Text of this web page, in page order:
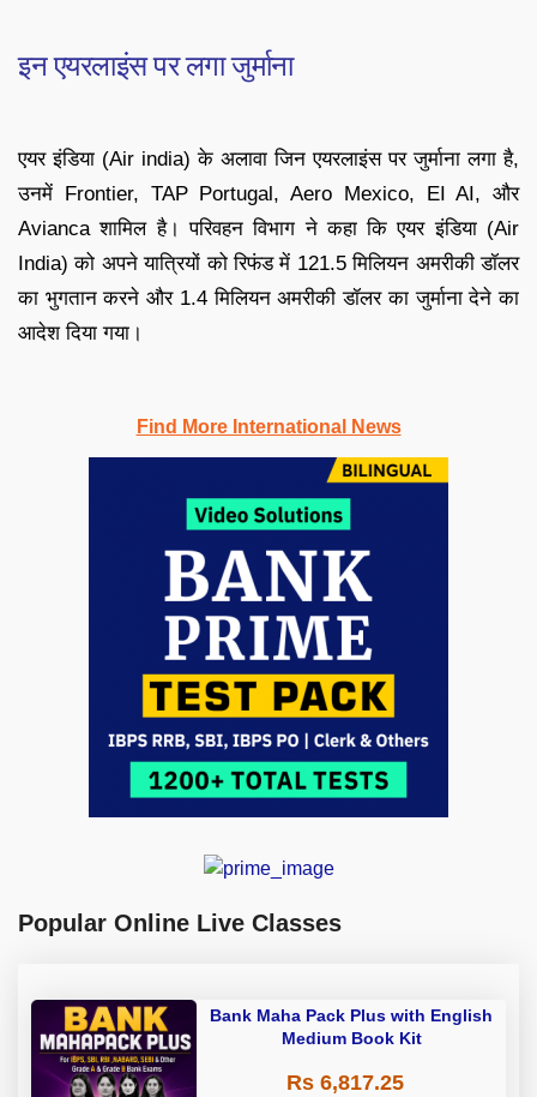
इन एयरलाइंस पर लगा जुर्माना
एयर इंडिया (Air india) के अलावा जिन एयरलाइंस पर जुर्माना लगा है,
उनमें Frontier, TAP Portugal, Aero Mexico, EI AI, और
Avianca शामिल है। परिवहन विभाग ने कहा कि एयर इंडिया (Air
India) को अपने यात्रियों को रिफंड में 121.5 मिलियन अमरीकी डॉलर
का भुगतान करने और 1.4 मिलियन अमरीकी डॉलर का जुर्माना देने का
आदेश दिया गया।
Find More International News
Popular Online Live Classes
Bank Maha Pack Plus with English
Medium Book Kit
Rs 6,817.25